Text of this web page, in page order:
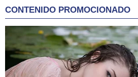
CONTENIDO PROMOCIONADO